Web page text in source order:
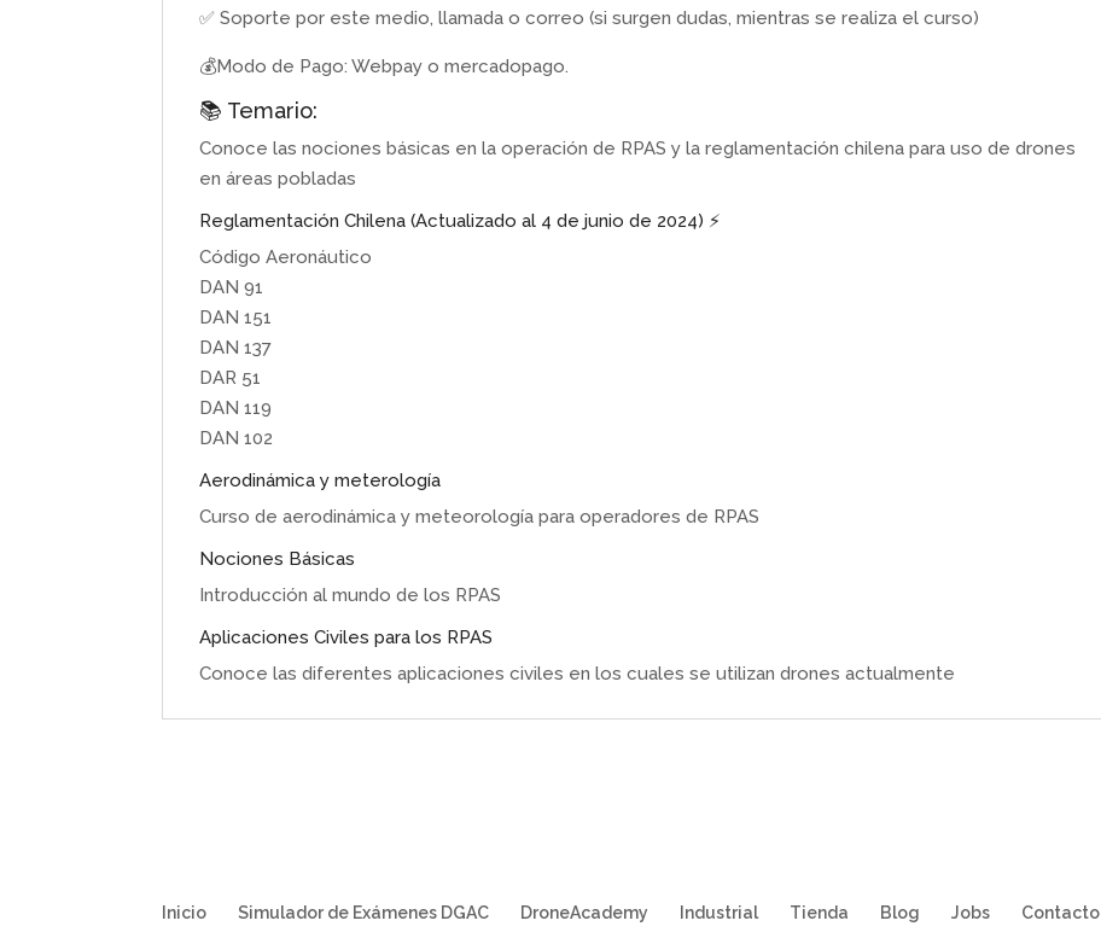
✅ Soporte por este medio, llamada o correo (si surgen dudas, mientras se realiza el curso)
💰Modo de Pago: Webpay o mercadopago.
📚 Temario:
Conoce las nociones básicas en la operación de RPAS y la reglamentación chilena para uso de drones
en áreas pobladas
Reglamentación Chilena (Actualizado al 4 de junio de 2024) ⚡️
Código Aeronáutico
DAN 91
DAN 151
DAN 137
DAR 51
DAN 119
DAN 102
Aerodinámica y meterología
Curso de aerodinámica y meteorología para operadores de RPAS
Nociones Básicas
Introducción al mundo de los RPAS
Aplicaciones Civiles para los RPAS
Conoce las diferentes aplicaciones civiles en los cuales se utilizan drones actualmente
Inicio Simulador de Exámenes DGAC DroneAcademy Industrial Tienda Blog Jobs Contacto